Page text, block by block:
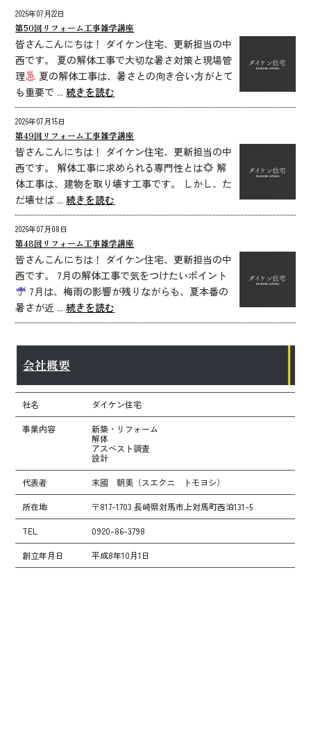
2026年07月22日
第50回リフォーム工事雑学講座
皆さんこんにちは！ ダイケン住宅、更新担当の中
西です。 夏の解体工事で大切な暑さ対策と現場管
理
夏の解体工事は、暑さとの向き合い方がとて
も重要で ...続きを読む
2026年07月15日
第49回リフォーム工事雑学講座
皆さんこんにちは！ ダイケン住宅、更新担当の中
西です。 解体工事に求められる専門性とは
解
体工事は、建物を取り壊す工事です。 しかし、た
だ壊せば ...続きを読む
2026年07月08日
第48回リフォーム工事雑学講座
皆さんこんにちは！ ダイケン住宅、更新担当の中
西です。 7月の解体工事で気をつけたいポイント
7月は、梅雨の影響が残りながらも、夏本番の
暑さが近 ...続きを読む
会社概要
社名 ダイケン住宅
事業内容
新築・リフォーム
解体
アスベスト調査
設計
代表者 末國 朝美（スエクニ トモヨシ）
所在地 〒817-1703 長崎県対馬市上対馬町西泊131-5
TEL 0920-86-3798
創立年月日 平成8年10月1日